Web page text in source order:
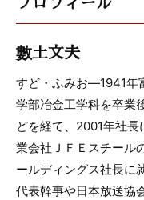
數土文夫
すど・ふみお―1941年
学部冶金工学科を卒業
どを経て、2001年社
業会社ＪＦＥスチール
ールディングス社長に
代表幹事や日本放送協